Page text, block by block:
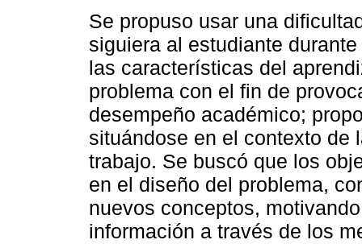
Se propuso usar una
siguiera al estudiante
las características del
problema con el fin de
desempeño académico;
situándose en el contexto de
trabajo. Se buscó que los
en el diseño del problema,
nuevos conceptos,
información a través de los